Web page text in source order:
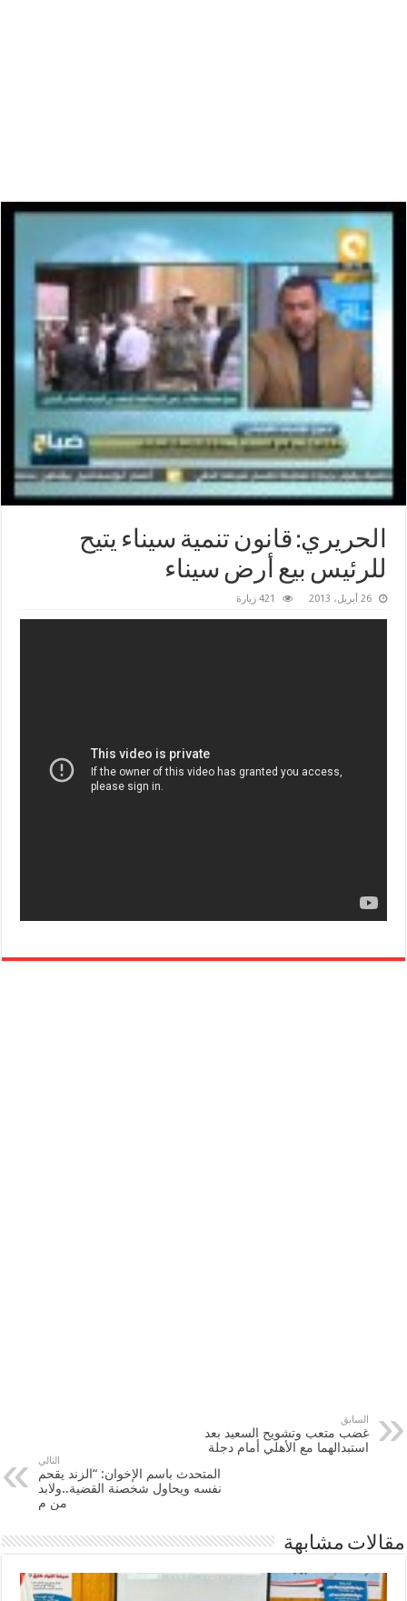
الحريري: قانون تنمية سيناء يتيح
للرئيس بيع أرض سيناء
26 أبريل، 2013 421 زيارة
السابق
غضب متعب وتشويح السعيد بعد
استبدالهما مع الأهلي أمام دجلة
التالي
المتحدث باسم الإخوان: “الزند يقحم
نفسه ويحاول شخصنة القضية..ولابد
من م
مقالات مشابهة